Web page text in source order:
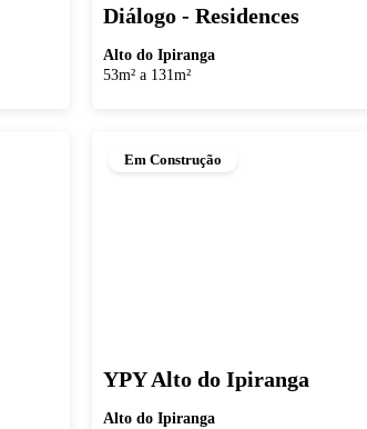
Diálogo - Residences
Alto do Ipiranga
53m² a 131m²
Em Construção
YPY Alto do Ipiranga
Alto do Ipiranga